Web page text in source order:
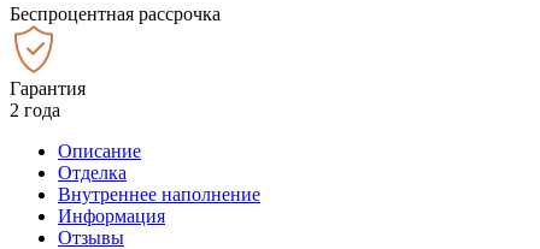
Беспроцентная рассрочка
Гарантия
2 года
Описание
Отделка
Внутреннее наполнение
Информация
Отзывы